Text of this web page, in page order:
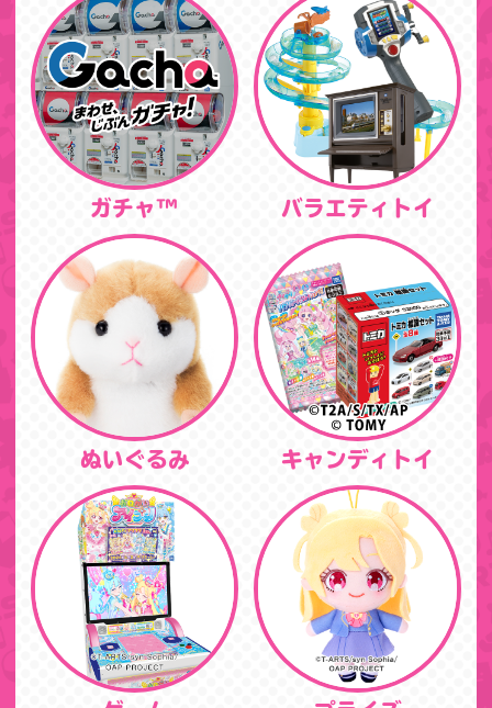
ガチャ™ バラエティトイ
ぬいぐるみ キャンディトイ